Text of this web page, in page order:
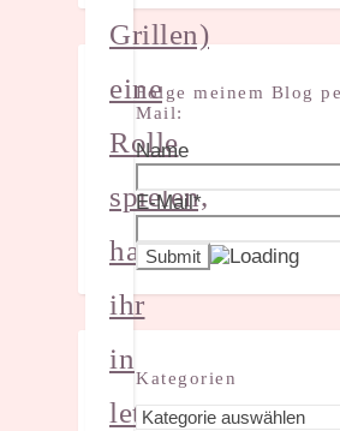
Grillen)
eine
Rolle
spielen,
habt
ihr
in
letzter
Folge meinem Blog
Mail:
Name
E-Mail*
Kategorien
Kategorien